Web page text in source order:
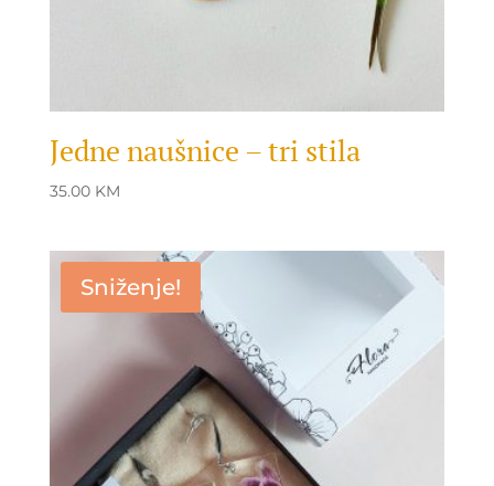
Jedne naušnice – tri stila
35.00 KM
Sniženje!